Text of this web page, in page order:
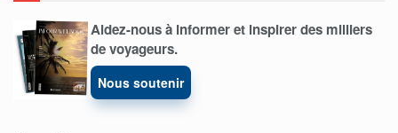
Aidez-nous à informer et inspirer des milliers
de voyageurs.
Nous soutenir